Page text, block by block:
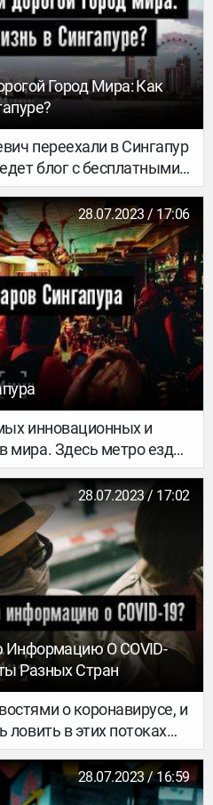
Город Мира: Как
переехали в Сингапур
блог с бесплатными
для нас рассказывает о
и туристический бизнес
28.07.2023 / 17:06
инновационных и
мира. Здесь метро ездит
документы
головой громоздятся
что именно
из топ-50 лучших баров
премии в
The World's 50 Best
в Сингапуре есть еще
не следует
перечислять все, то
велик, что и за
Но если времени
шпаргалку на
28.07.2023 / 17:02
Информацию О COVID-
Разных Стран
о коронавирусе, и
ловить в этих потоках
информацию. Где
рекомендации, гайды
Собрали 9
28.07.2023 / 16:59